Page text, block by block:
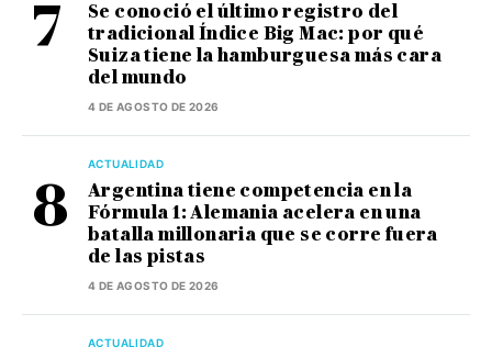
Se conoció el último registro del
tradicional Índice Big Mac: por qué
Suiza tiene la hamburguesa más cara
del mundo
4 DE AGOSTO DE 2026
ACTUALIDAD
Argentina tiene competencia en la
Fórmula 1: Alemania acelera en una
batalla millonaria que se corre fuera
de las pistas
4 DE AGOSTO DE 2026
ACTUALIDAD